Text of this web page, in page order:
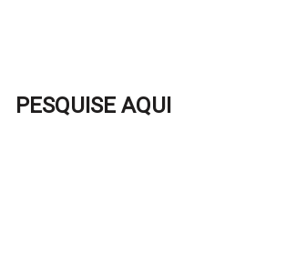
PESQUISE AQUI